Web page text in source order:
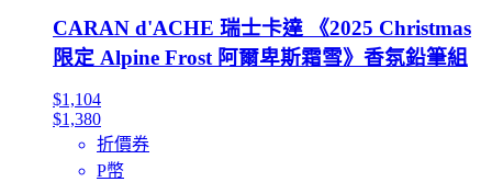
CARAN d'ACHE 瑞士卡達 《2025 Christmas
限定 Alpine Frost 阿爾卑斯霜雪》香氛鉛筆組
$1,104
$1,380
折價券
P幣